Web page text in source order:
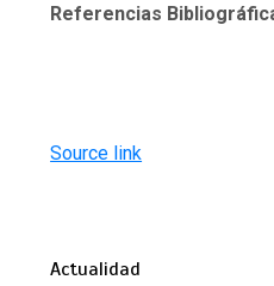
Referencias
Source link
Actualidad